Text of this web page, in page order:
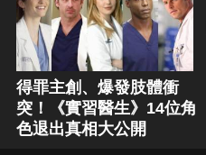
得罪主創、爆發肢體衝
突！《實習醫生》14位角
色退出真相大公開